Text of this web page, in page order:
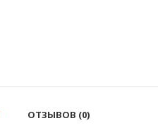
ОТЗЫВОВ (0)